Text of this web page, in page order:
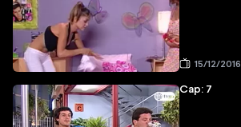
15/12/2016
Cap: 7